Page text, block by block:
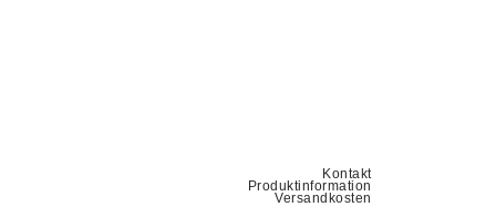
Kontakt
Produktinformation
Versandkosten